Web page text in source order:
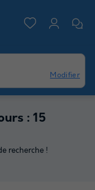
Modifier
: 15
recherche !